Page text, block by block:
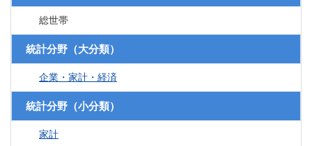
総世帯
統計分野（大分類）
企業・家計・経済
統計分野（小分類）
家計